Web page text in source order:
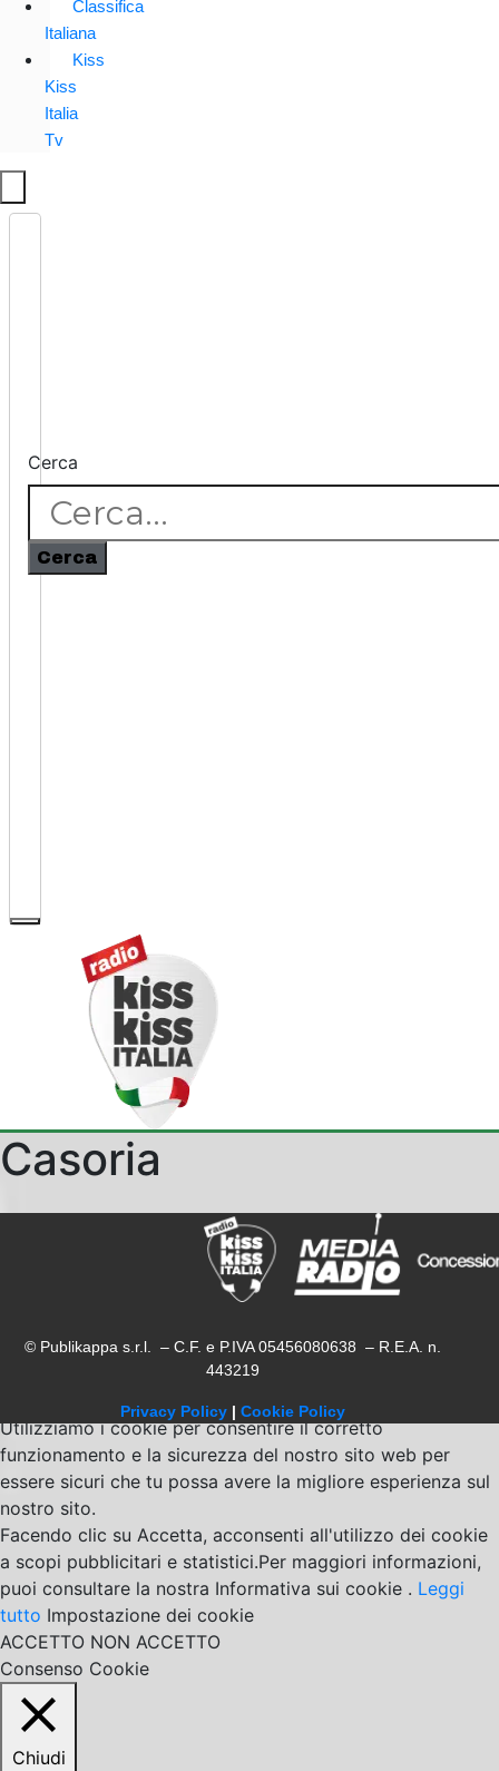
Classifica
Italiana
Kiss
Kiss
Italia
Tv
Cerca
Cerca
Casoria
© Publikappa s.r.l. – C.F. e P.IVA 05456080638 – R.E.A. n.
443219
Privacy Policy | Cookie Policy
Utilizziamo i cookie per consentire il corretto
funzionamento e la sicurezza del nostro sito web per
essere sicuri che tu possa avere la migliore esperienza sul
nostro sito.
Facendo clic su Accetta, acconsenti all'utilizzo dei cookie
a scopi pubblicitari e statistici.Per maggiori informazioni,
puoi consultare la nostra Informativa sui cookie . Leggi
tutto Impostazione dei cookie
ACCETTO NON ACCETTO
Consenso Cookie
Chiudi